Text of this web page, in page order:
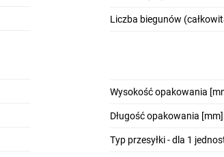
Liczba biegunów
Wysokość opakowania
Długość opakowania [mm]
Typ przesyłki - dla 1